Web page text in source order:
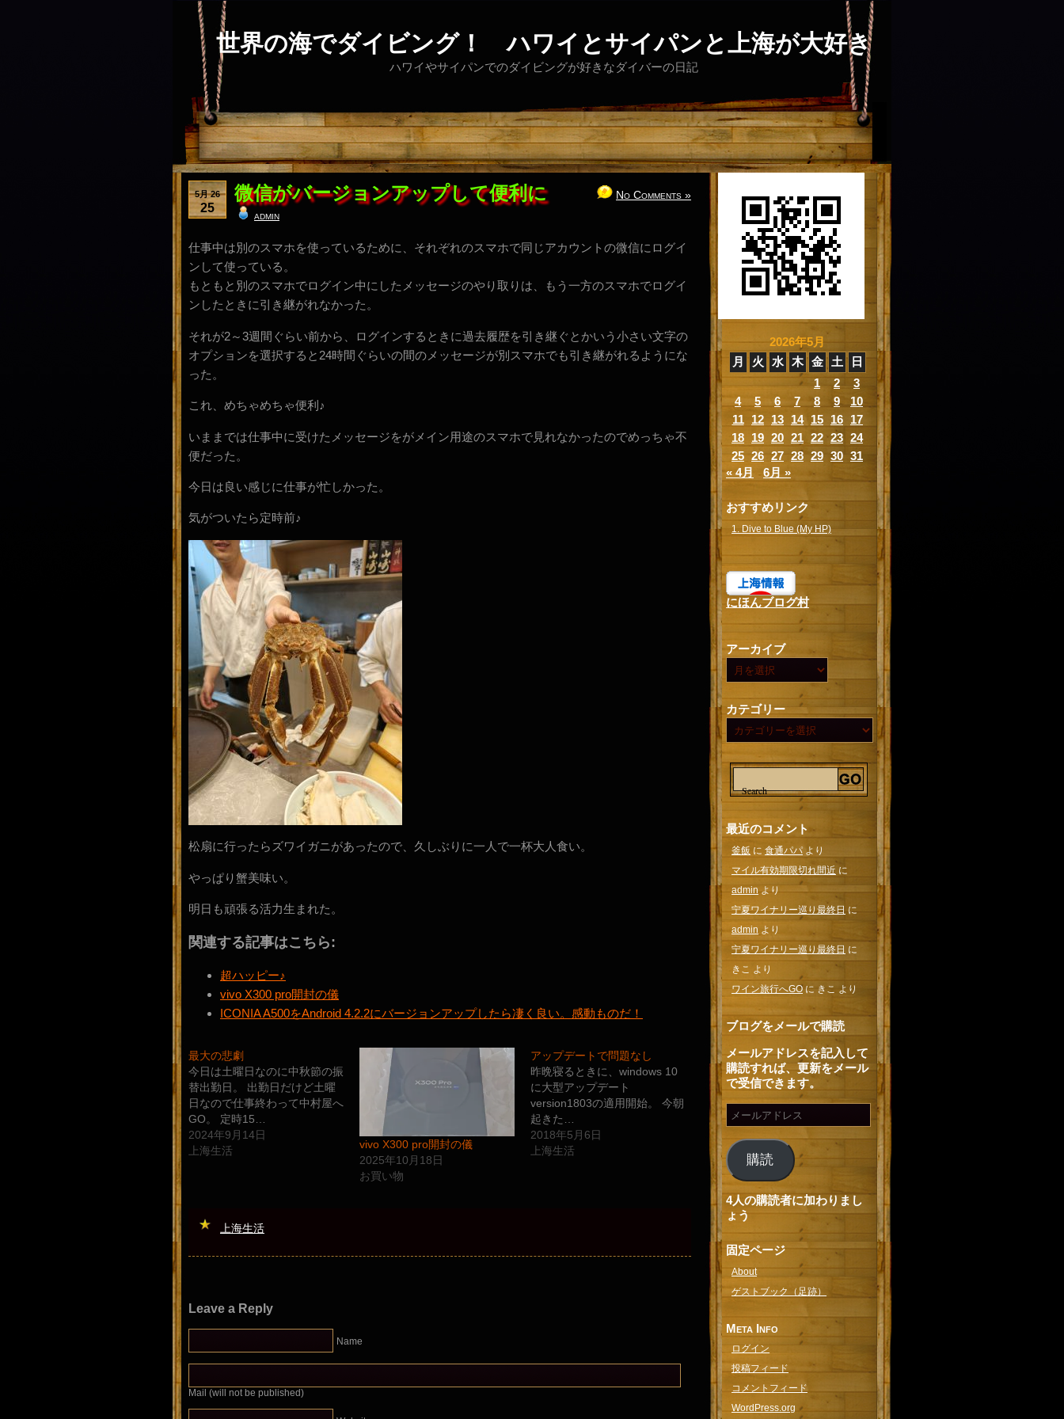
世界の海でダイビング！ ハワイとサイパンと上海が大好き
ハワイやサイパンでのダイビングが好きなダイバーの日記
5月 26
25
微信がバージョンアップして便利に
admin
No Comments »
仕事中は別のスマホを使っているために、それぞれのスマホで同じアカウントの微信にログイ
ンして使っている。
もともと別のスマホでログイン中にしたメッセージのやり取りは、もう一方のスマホでログイ
ンしたときに引き継がれなかった。
それが2～3週間ぐらい前から、ログインするときに過去履歴を引き継ぐとかいう小さい文字の
オプションを選択すると24時間ぐらいの間のメッセージが別スマホでも引き継がれるようにな
った。
これ、めちゃめちゃ便利♪
いままでは仕事中に受けたメッセージをがメイン用途のスマホで見れなかったのでめっちゃ不
便だった。
今日は良い感じに仕事が忙しかった。
気がついたら定時前♪
松扇に行ったらズワイガニがあったので、久しぶりに一人で一杯大人食い。
やっぱり蟹美味い。
明日も頑張る活力生まれた。
関連する記事はこちら:
超ハッピー♪
vivo X300 pro開封の儀
ICONIA A500をAndroid 4.2.2にバージョンアップしたら凄く良い。感動ものだ！
最大の悲劇
今日は土曜日なのに中秋節の振
替出勤日。 出勤日だけど土曜
日なので仕事終わって中村屋へ
GO。 定時15…
2024年9月14日
上海生活
vivo X300 pro開封の儀
2025年10月18日
お買い物
アップデートで問題なし
昨晩寝るときに、windows 10
に大型アップデート
version1803の適用開始。 今朝
起きた…
2018年5月6日
上海生活
上海生活
Leave a Reply
Name
Mail (will not be published)
2026年5月
月
火 水 木 金 土
日
1
2
3
4
5 6 7 8 9
10
11
12 13 14 15 16 17
18 19 20 21 22 23 24
25 26 27 28 29 30 31
« 4月
6月 »
おすすめリンク
1. Dive to Blue (My HP)
にほんブログ村
アーカイブ
カテゴリー
最近のコメント
釜飯 に 食通パパ より
マイル有効期限切れ間近 に
admin より
宁夏ワイナリー巡り最終日 に
admin より
宁夏ワイナリー巡り最終日 に
きこ より
ワイン旅行へGO に きこ より
ブログをメールで購読
メールアドレスを記入して
購読すれば、更新をメール
で受信できます。
購読
4人の購読者に加わりまし
ょう
固定ページ
About
ゲストブック（足跡）
Meta Info
ログイン
投稿フィード
コメントフィード
WordPress.org